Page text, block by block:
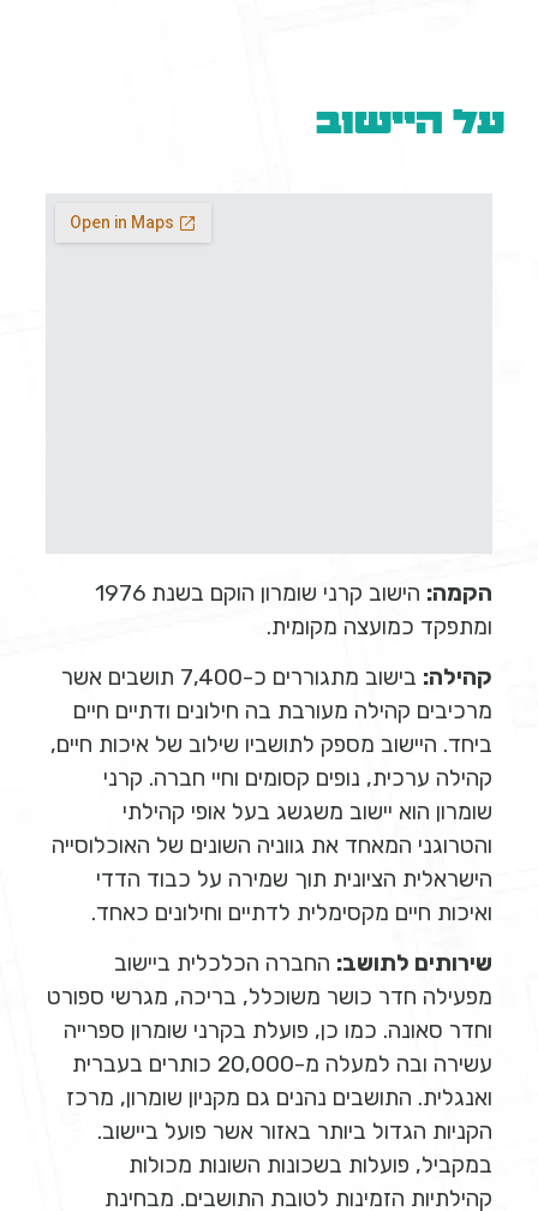
על היישוב
הקמה:
הישוב קרני שומרון הוקם בשנת 1976
ומתפקד כמועצה מקומית.
קהילה:
בישוב מתגוררים כ-7,400 תושבים אשר
מרכיבים קהילה מעורבת בה חילונים ודתיים חיים
ביחד. היישוב מספק לתושביו שילוב של איכות חיים,
קהילה ערכית, נופים קסומים וחיי חברה. קרני
שומרון הוא יישוב משגשג בעל אופי קהילתי
והטרוגני המאחד את גווניה השונים של האוכלוסייה
הישראלית הציונית תוך שמירה על כבוד הדדי
ואיכות חיים מקסימלית לדתיים וחילונים כאחד.
שירותים לתושב: החברה הכלכלית ביישוב
מפעילה חדר כושר משוכלל, בריכה, מגרשי ספורט
וחדר סאונה. כמו כן, פועלת בקרני שומרון ספרייה
עשירה ובה למעלה מ-20,000 כותרים בעברית
ואנגלית. התושבים נהנים גם מקניון שומרון, מרכז
הקניות הגדול ביותר באזור אשר פועל ביישוב.
במקביל, פועלות בשכונות השונות מכולות
קהילתיות הזמינות לטובת התושבים. מבחינת